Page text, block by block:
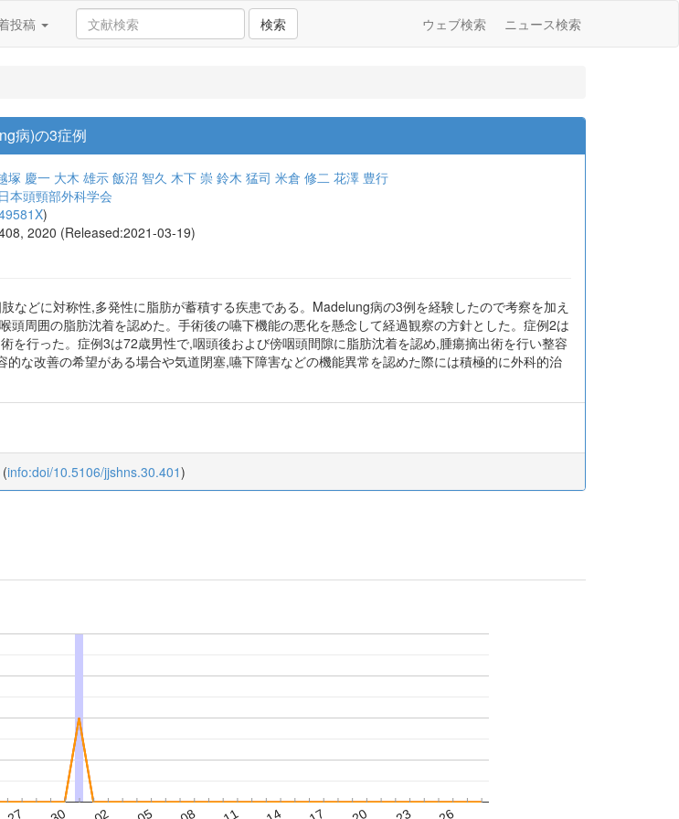
投稿 検索 ウェブ検索 ニュース検索
病)の3症例
塚 慶一 大木 雄示 飯沼 智久 木下 崇 鈴木 猛司 米倉 修二 花澤 豊行
本頭頸部外科学会
)
2020 (Released:2021-03-19)
などに対称性,多発性に脂肪が蓄積する疾患である。Madelung病の3例を経験したので考察を加え
頭周囲の脂肪沈着を認めた。手術後の嚥下機能の悪化を懸念して経過観察の方針とした。症例2は
を行った。症例3は72歳男性で,咽頭後および傍咽頭間隙に脂肪沈着を認め,腫瘍摘出術を行い整容
な改善の希望がある場合や気道閉塞,嚥下障害などの機能異常を認めた際には積極的に外科的治
(info:doi/10.5106/jjshns.30.401)